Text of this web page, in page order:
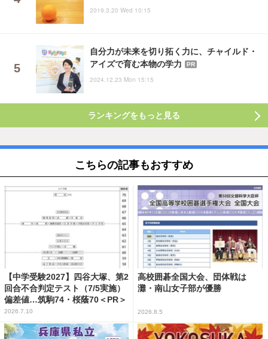
2019.3.20 Wed 10:15
自分力が未来を切り拓く力に、チャイルド・
アイズで育む本物の学力
PR
2024.12.23 Mon 15:15
ランキングをもっと見る
こちらの記事もおすすめ
【中学受験2027】四谷大塚、第2
回合不合判定テスト（7/5実施）
偏差値…筑駒74・桜蔭70＜PR＞
2026.7.10
高校囲碁全国大会、団体戦は
灘・南山女子部が優勝
2026.8.5